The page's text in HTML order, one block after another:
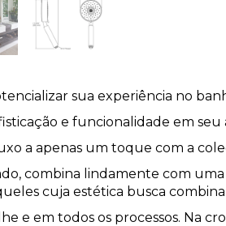
sua experiência no
e funcionalidade em seu
a apenas um toque com a
combina lindamente com
cuja estética busca
e em todos os processos. Na